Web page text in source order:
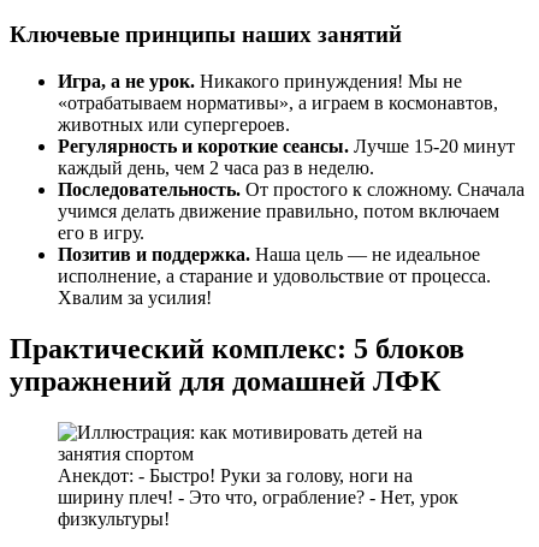
Ключевые принципы наших занятий
Игра, а не урок. Никакого принуждения! Мы не
«отрабатываем нормативы», а играем в космонавтов,
животных или супергероев.
Регулярность и короткие сеансы. Лучше 15-20 минут
каждый день, чем 2 часа раз в неделю.
Последовательность. От простого к сложному. Сначала
учимся делать движение правильно, потом включаем
его в игру.
Позитив и поддержка. Наша цель — не идеальное
исполнение, а старание и удовольствие от процесса.
Хвалим за усилия!
Практический комплекс: 5 блоков
упражнений для домашней ЛФК
Анекдот: - Быстро! Руки за голову, ноги на
ширину плеч! - Это что, ограбление? - Нет, урок
физкультуры!